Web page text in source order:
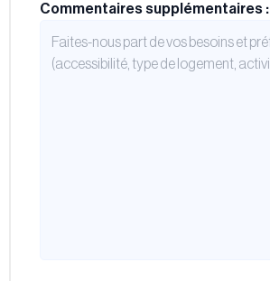
Commentaires supplémentaires :